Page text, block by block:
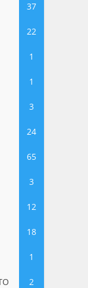
37
22
1
1
3
24
65
3
12
18
1
2